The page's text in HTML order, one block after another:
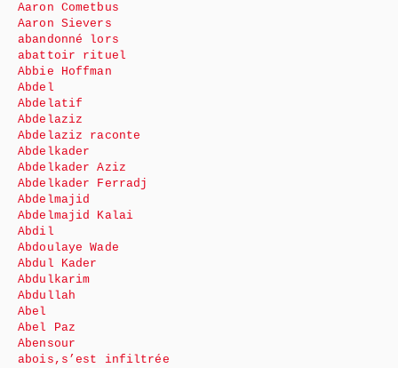
Aaron Cometbus
Aaron Sievers
abandonné lors
abattoir rituel
Abbie Hoffman
Abdel
Abdelatif
Abdelaziz
Abdelaziz raconte
Abdelkader
Abdelkader Aziz
Abdelkader Ferradj
Abdelmajid
Abdelmajid Kalai
Abdil
Abdoulaye Wade
Abdul Kader
Abdulkarim
Abdullah
Abel
Abel Paz
Abensour
abois,s’est infiltrée